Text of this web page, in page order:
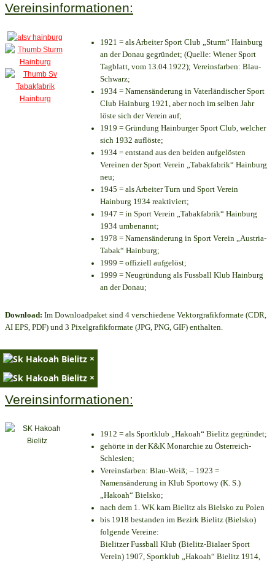
Vereinsinformationen:
1921 = als Arbeiter Sport Club „Sturm“ Hainburg
an der Donau gegründet; (Quelle: Wiener Sport
Tagblatt, vom 13.04.1922); Vereinsfarben: Blau-
Schwarz;
1934 = Namensänderung in Vaterländischer Sport
Club Hainburg 1921, aber noch im selben Jahr
löste sich der Verein auf;
1919 = Gründung Hainburger Sport Club, welcher
sich 1932 auflöste;
1934 = entstand aus den beiden aufgelösten
Vereinen der Sport Verein „Tabakfabrik“ Hainburg
neu;
1945 = als Arbeiter Turn und Sport Verein
Hainburg 1934 reaktiviert;
1947 = in Sport Verein „Tabakfabrik“ Hainburg
1934 umbenannt;
1978 = Namensänderung in Sport Verein „Austria-
Tabak“ Hainburg;
1999 = offiziell aufgelöst;
1999 = Neugründung als Fussball Klub Hainburg
an der Donau;
Download: Im Downloadpaket sind 4 verschiedene Vektorgrafikformate (CDR,
AI EPS, PDF) und 3 Pixelgrafikformate (JPG, PNG, GIF) enthalten.
×
×
Vereinsinformationen:
1912 = als Sportklub „Hakoah“ Bielitz gegründet;
gehörte in der K&K Monarchie zu Österreich-
Schlesien;
Vereinsfarben: Blau-Weiß; – 1923 =
Namensänderung in Klub Sportowy (K. S.)
„Hakoah“ Bielsko;
nach dem 1. WK kam Bielitz als Bielsko zu Polen
bis 1918 bestanden im Bezirk Bielitz (Bielsko)
folgende Vereine:
Bielitzer Fussball Klub (Bielitz-Bialaer Sport
Verein) 1907, Sportklub „Hakoah“ Bielitz 1914,